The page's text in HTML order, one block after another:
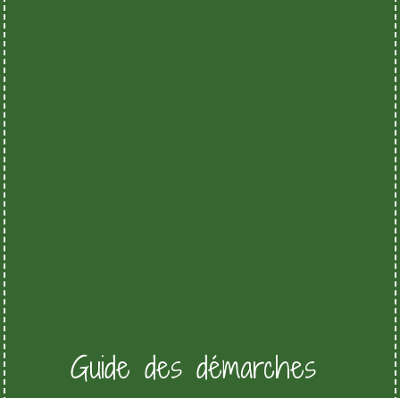
Guide des démarches